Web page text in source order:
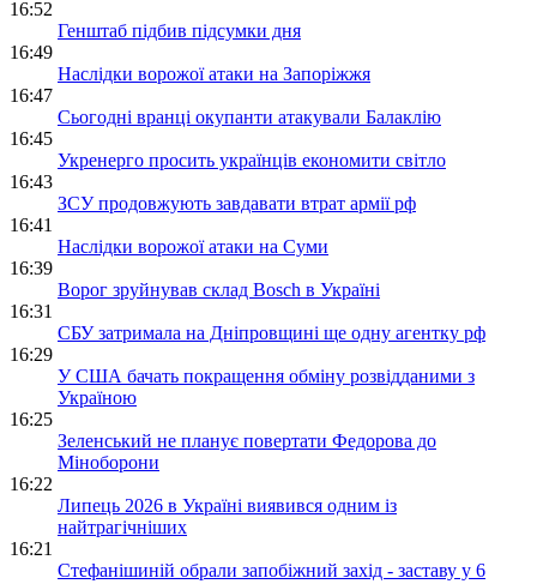
16:52
Генштаб підбив підсумки дня
16:49
Наслідки ворожої атаки на Запоріжжя
16:47
Сьогодні вранці окупанти атакували Балаклію
16:45
Укренерго просить українців економити світло
16:43
ЗСУ продовжують завдавати втрат армії рф
16:41
Наслідки ворожої атаки на Суми
16:39
Ворог зруйнував склад Bosch в Україні
16:31
СБУ затримала на Дніпровщині ще одну агентку рф
16:29
У США бачать покращення обміну розвідданими з
Україною
16:25
Зеленський не планує повертати Федорова до
Міноборони
16:22
Липець 2026 в Україні виявився одним із
найтрагічніших
16:21
Стефанішиній обрали запобіжний захід - заставу у 6